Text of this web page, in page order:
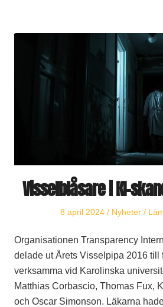
Visselblåsare i KI-
Publicerat
8 april 2024
Publicerat
Nyheter
Organisationen Transparency
delade ut Årets Visselpipa 2016 till
verksamma vid Karolinska
Matthias Corbascio, Thomas Fux,
och Oscar Simonson. Läkarna